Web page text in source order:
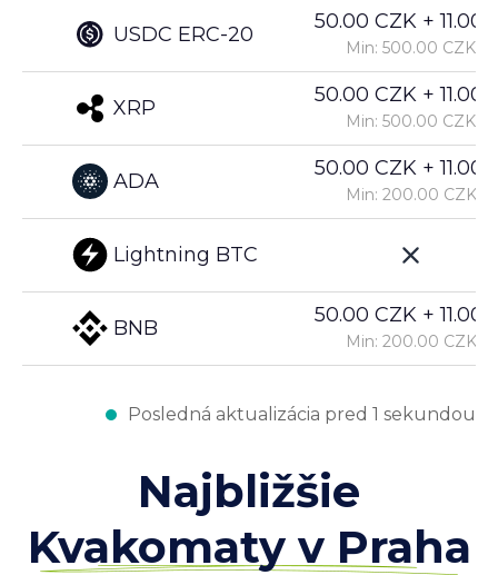
USDC ERC-20
XRP
ADA
Lightning BTC
BNB
50.00 CZK +
Min: 500.00 CZK
50.00 CZK +
Min: 500.00 CZK
50.00 CZK +
Min: 200.00 CZK
50.00 CZK +
Min: 200.00 CZK
Posledná aktualizácia pred 1 sekundou
Najbližšie
Kvakomaty v Praha